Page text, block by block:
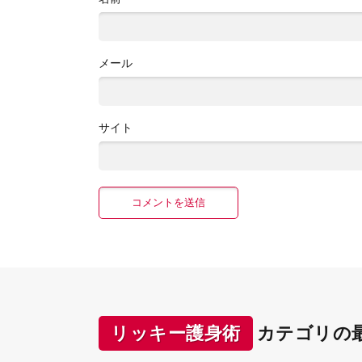
メール
サイト
リッキー護身術 カテゴリの